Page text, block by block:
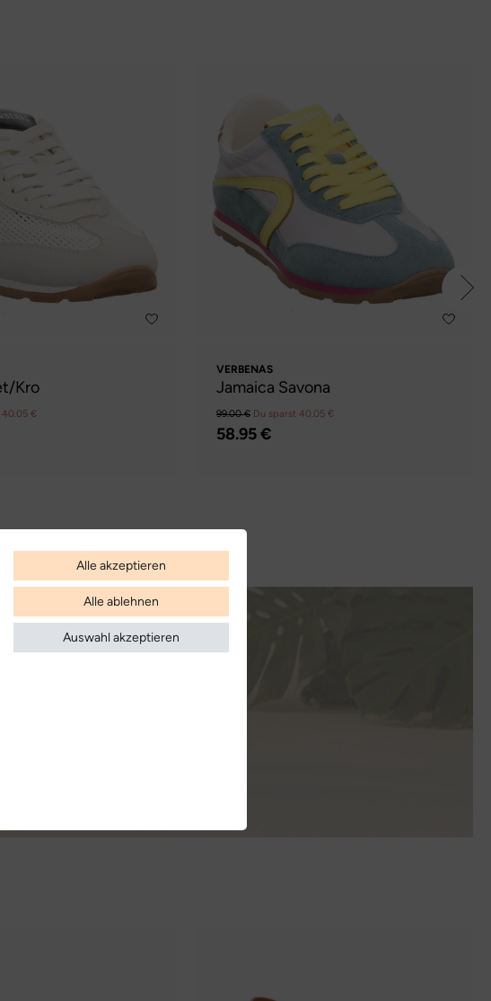
Kro
40.05 €
VERBENAS
Jamaica Savona
99.00 € Du sparst 40.05 €
58.95 €
Alle akzeptieren
Alle ablehnen
Auswahl akzeptieren